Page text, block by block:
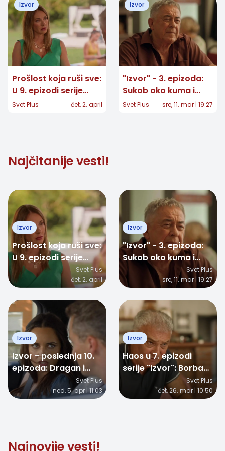
govorite?
Izvor
Prošlost koja ruši sve:
U 9. epizodi serije
"Izvor" jedna
Svet Plus čet, 2. april
Izvor
"Izvor" - 3. epizoda:
Sukob oko kuma i
novi zaplet u porodici
Svet Plus sre, 11. mar | 19:27
Najčitanije vesti!
Izvor
Prošlost koja ruši sve:
U 9. epizodi serije
"Izvor" jedna
autostoperka menja
Dragana
Svet Plus
čet, 2. april
Izvor
"Izvor" - 3. epizoda:
Sukob oko kuma i
novi zaplet u porodici
Svet Plus
sre, 11. mar | 19:27
Izvor
Izvor - poslednja 10.
epizoda: Dragan i
Una oči u oči na
proslavi, ali jedan
Svet Plus
ned, 5. apr | 11:03
Izvor
Haos u 7. epizodi
serije "Izvor": Borba
porodica ulazi u novu
Svet Plus
čet, 26. mar | 10:50
Najnovije vesti!